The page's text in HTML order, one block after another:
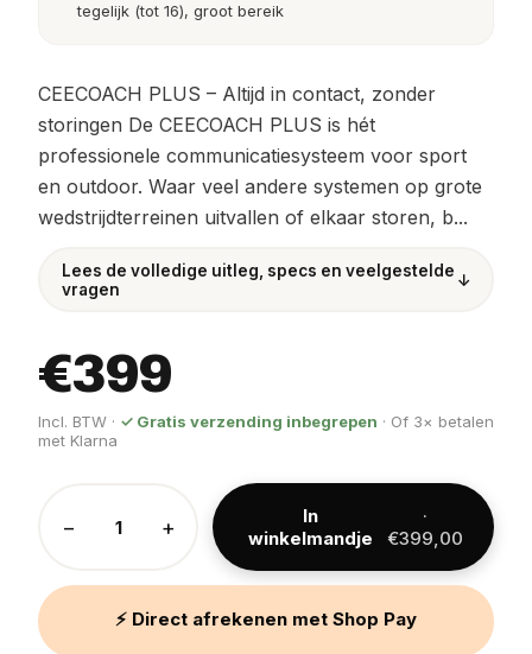
tegelijk (tot 16), groot bereik
CEECOACH PLUS – Altijd in contact, zonder
storingen De CEECOACH PLUS is hét
professionele communicatiesysteem voor sport
en outdoor. Waar veel andere systemen op grote
wedstrijdterreinen uitvallen of elkaar storen, b...
Lees de volledige uitleg, specs en veelgestelde
vragen
↓
€399
Incl. BTW · ✓ Gratis verzending inbegrepen · Of 3× betalen
met Klarna
− +
In
winkelmandje
·
€399,00
⚡ Direct afrekenen met Shop Pay